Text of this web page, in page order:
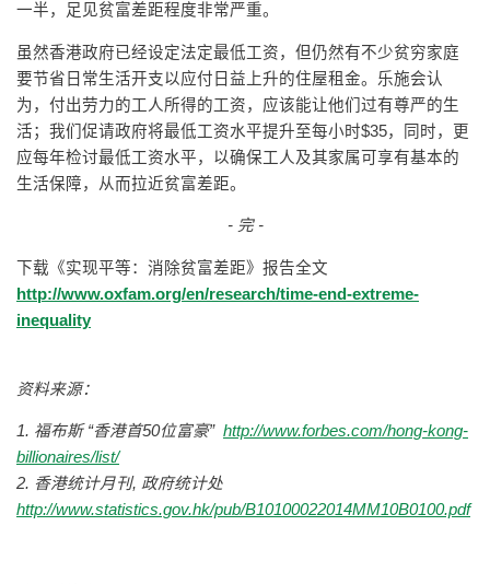
一半，足见贫富差距程度非常严重。
虽然香港政府已经设定法定最低工资，但仍然有不少贫穷家庭
要节省日常生活开支以应付日益上升的住屋租金。乐施会认
为，付出劳力的工人所得的工资，应该能让他们过有尊严的生
活；我们促请政府将最低工资水平提升至每小时$35，同时，更
应每年检讨最低工资水平，以确保工人及其家属可享有基本的
生活保障，从而拉近贫富差距。
- 完-
下载《实现平等：消除贫富差距》报告全文
http://www.oxfam.org/en/research/time-end-extreme-
inequality
资料来源：
1. 福布斯“香港首50位富豪” http://www.forbes.com/hong-kong-
billionaires/list/
2. 香港统计月刊, 政府统计处
http://www.statistics.gov.hk/pub/B10100022014MM10B0100.pdf